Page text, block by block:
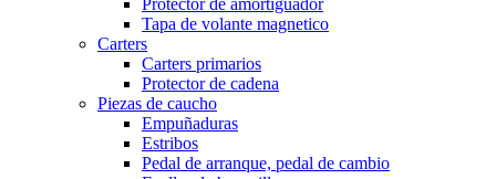
Protector de amortiguador
Tapa de volante magnetico
Carters
Carters primarios
Protector de cadena
Piezas de caucho
Empuñaduras
Estribos
Pedal de arranque, pedal de cambio